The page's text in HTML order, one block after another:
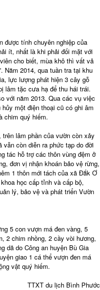
được tính chuyên nghiệp của
ít, nhất là khi phải đối mặt với
cho biết, mùa khô thì vất vả
Năm 2014, qua tuần tra tại khu
lực lượng phát hiện 3 cây gỗ
lâm tặc cưa hạ để thu hái trái.
với năm 2013. Qua các vụ việc
một điện thoại cũ có ghi âm
chim quý hiếm.
lâm phần của vườn còn xảy
vẫn còn diễn ra phức tạp do đời
tác hỗ trợ các thôn vùng đệm ở
đơn vị nhận khoán bảo vệ rừng,
1 thôn mới tách của xã Đắk Ơ
học cấp tỉnh và cấp bộ,
lý, bảo vệ và phát triển Vườn
5 con vượn má đen vàng, 5
2 chim nhồng, 2 cầy vòi hương,
dã do Công an huyện Bù Gia
giao 1 cá thể vượn đen má
vật quý hiếm.
TTXT du lịch Bình Phước